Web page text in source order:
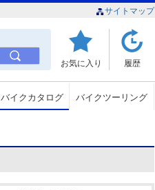
サイトマップ
お気に入り 履歴
バイクカタログ バイクツーリング